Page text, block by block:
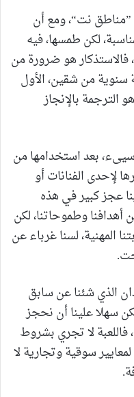
نت“، ومع أن
لكن طمسها، فيه
هو ضرورة من
سنوية من شقين، الأول
الترجمة بالإنجاز
بعد استخدامها من
لإحدى الفنانات أو
عجز كبير في هذه
أهدافنا وطموحاتنا، لكن
المهنية، لسنا غرباء عن
الذي شئنا عن سابق
سهلا علينا أن نحجز
فاللعبة لا تجري بشروط
سوقية وتجارية لا